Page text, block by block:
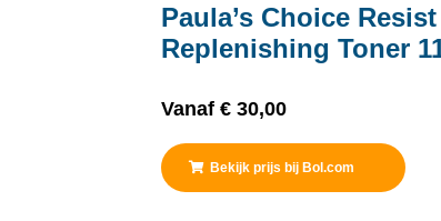
Paula’s Choice
Replenishing Toner
Vanaf € 30,00
Bekijk prijs bij Bol.com